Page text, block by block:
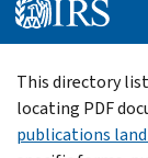
Beginning
of
main
This directory
locating PDF
publications